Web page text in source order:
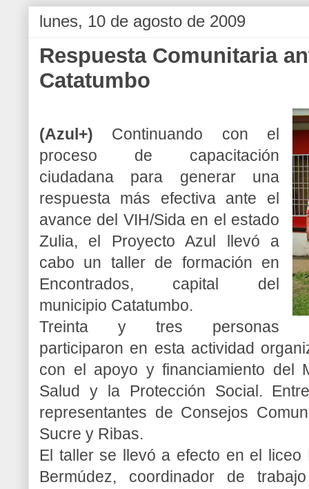
lunes, 10 de agosto de 2009
Respuesta Comunitaria
Catatumbo
(Azul+) Continuando con el
proceso de capacitación
ciudadana para generar una
respuesta más efectiva ante el
avance del VIH/Sida en el estado
Zulia, el Proyecto Azul llevó a
cabo un taller de formación en
Encontrados, capital del
municipio Catatumbo.
Treinta y tres personas
participaron en esta actividad
con el apoyo y financiamiento del
Salud y la Protección Social.
representantes de Consejos
Sucre y Ribas.
El taller se llevó a efecto en el liceo
Bermúdez, coordinador de